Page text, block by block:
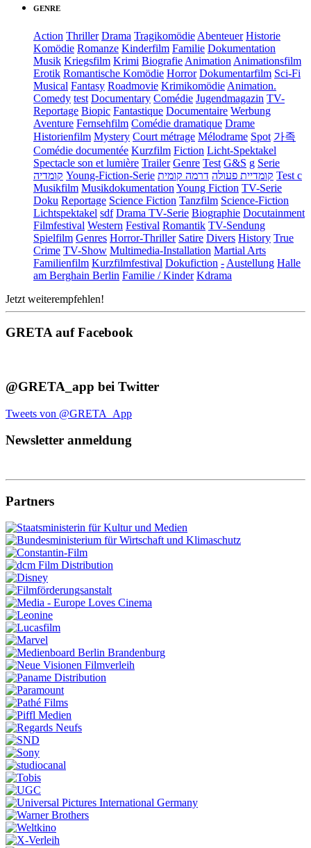
GENRE
Action Thriller Drama Tragikomödie Abenteuer Historie
Komödie Romanze Kinderfilm Familie Dokumentation
Musik Kriegsfilm Krimi Biografie Animation Animationsfilm
Erotik Romantische Komödie Horror Dokumentarfilm Sci-Fi
Musical Fantasy Roadmovie Krimikomödie Animation.
Comedy test Documentary Comédie Jugendmagazin TV-
Reportage Biopic Fantastique Documentaire Werbung
Aventure Fernsehfilm Comédie dramatique Drame
Historienfilm Mystery Court métrage Mélodrame Spot 가족
Comédie documentée Kurzfilm Fiction Licht-Spektakel
Spectacle son et lumière Trailer Genre Test G&S g Serie
קומדיה Young-Fiction-Serie קומדיית פעולה דרמה קומית
Test c
Musikfilm Musikdokumentation Young Fiction TV-Serie
Doku Reportage Science Fiction Tanzfilm Science-Fiction
Lichtspektakel sdf Drama TV-Serie Biographie Docutainment
Filmfestival Western Festival Romantik TV-Sendung
Spielfilm Genres Horror-Thriller Satire Divers History True
Crime TV-Show Multimedia-Installation Martial Arts
Familienfilm Kurzfilmfestival Dokufiction - Austellung Halle
am Berghain Berlin Familie / Kinder Kdrama
Jetzt weiterempfehlen!
GRETA auf Facebook
@GRETA_app bei Twitter
Tweets von @GRETA_App
Newsletter anmeldung
Partners